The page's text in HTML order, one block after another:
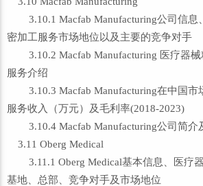
3.10.1 Macfab Manufacturing公司信息
密加工服务市场地位以及主要的竞争对手
3.10.2 Macfab Manufacturing 医疗器械
服务介绍
3.10.3 Macfab Manufacturing在中国市
服务收入（万元）及毛利率(2018-2023)
3.10.4 Macfab Manufacturing公司简介
3.11 Oberg Medical
3.11.1 Oberg Medical基本信息、医疗
基地、总部、竞争对手及市场地位